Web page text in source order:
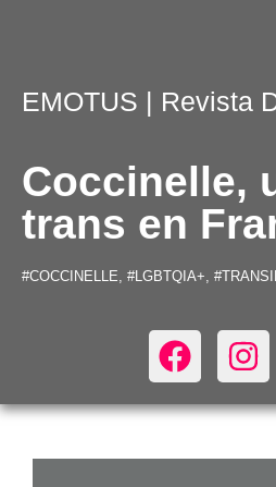
EMOTUS | Revista
Coccinelle,
trans en
#COCCINELLE #LGBTQIA+